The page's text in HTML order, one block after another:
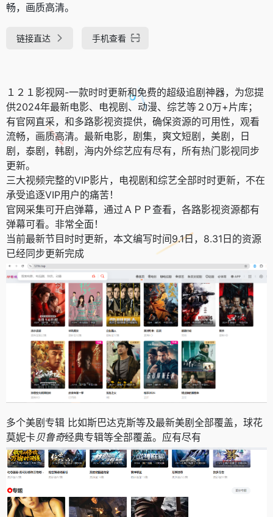
畅，画质高清。
链接直达 手机查看
１２１影视网-一款时时更新和免费的超级追剧神器，为您提
供2024年最新电影、电视剧、动漫、综艺等２0万+片库；
有官网直采，和多路影视资提供，确保资源的可用性，观看
流畅，画质高清。最新电影，剧集，爽文短剧，美剧，日
剧，泰剧，韩剧，海内外综艺应有尽有，所有热门影视同步
更新。
三大视频完整的VIP影片，电视剧和综艺全部时时更新，不在
承受追逐VIP用户的痛苦！
官网采集可开启弹幕，通过ＡＰＰ查看，各路影视资源都有
弹幕可看。非常全面！
当前最新节目时时更新，本文编写时间9.1日，8.31日的资源
已经同步更新完成
多个美剧专辑 比如斯巴达克斯等及最新美剧全部覆盖，球花
莫妮卡贝鲁奇经典专辑等全部覆盖。应有尽有